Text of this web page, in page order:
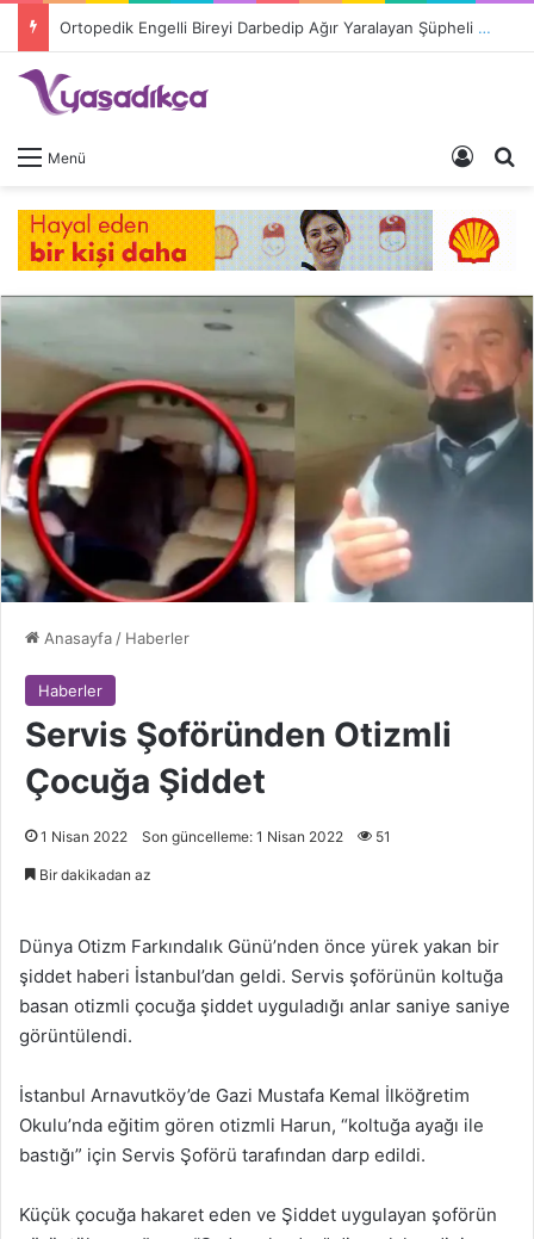
Ortopedik Engelli Bireyi Darbedip Ağır Yaralayan Şüpheli Tutuklandı
Menü Giriş
Anasayfa / Haberler
Haberler
Servis Şoföründen Otizmli
Çocuğa Şiddet
1 Nisan 2022 Son güncelleme: 1 Nisan 2022 51
Bir dakikadan az
Dünya Otizm Farkındalık Günü’nden önce yürek yakan bir
şiddet haberi İstanbul’dan geldi. Servis şoförünün koltuğa
basan otizmli çocuğa şiddet uyguladığı anlar saniye saniye
görüntülendi.
İstanbul Arnavutköy’de Gazi Mustafa Kemal İlköğretim
Okulu’nda eğitim gören otizmli Harun, “koltuğa ayağı ile
bastığı” için Servis Şoförü tarafından darp edildi.
Küçük çocuğa hakaret eden ve Şiddet uygulayan şoförün